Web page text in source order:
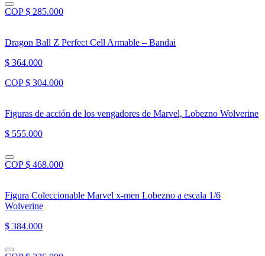
COP $ 285.000
Dragon Ball Z Perfect Cell Armable – Bandai
$ 364.000
COP $ 304.000
Figuras de acción de los vengadores de Marvel, Lobezno Wolverine
$ 555.000
COP $ 468.000
Figura Coleccionable Marvel x-men Lobezno a escala 1/6
Wolverine
$ 384.000